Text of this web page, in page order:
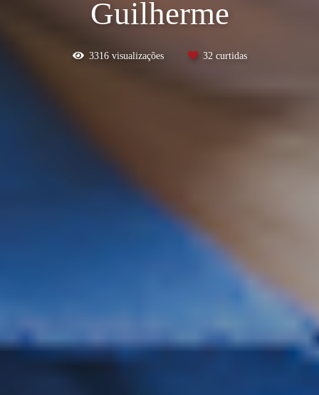
Guilherme
3316visualizações 32 curtidas